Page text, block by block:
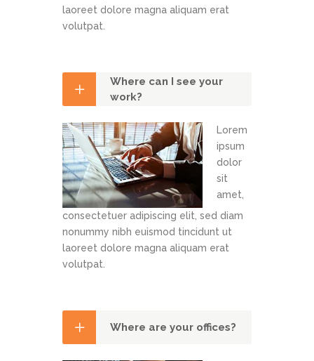
laoreet dolore magna aliquam erat
volutpat.
Where can I see your
work?
Lorem
ipsum
dolor
sit
amet,
consectetuer adipiscing elit, sed diam
nonummy nibh euismod tincidunt ut
laoreet dolore magna aliquam erat
volutpat.
Where are your offices?